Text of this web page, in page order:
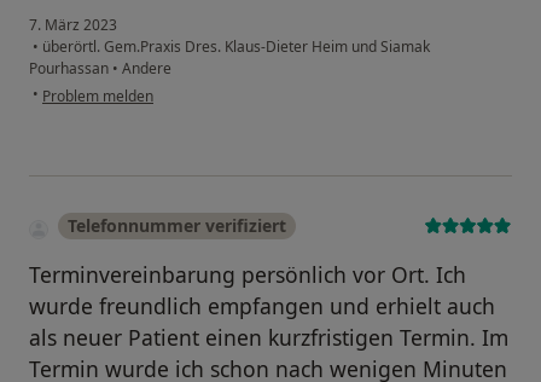
7. März 2023
• überörtl. Gem.Praxis Dres. Klaus-Dieter Heim und Siamak
Pourhassan • Andere
• Problem melden
Telefonnummer verifiziert
Terminvereinbarung persönlich vor Ort. Ich
wurde freundlich empfangen und erhielt auch
als neuer Patient einen kurzfristigen Termin. Im
Termin wurde ich schon nach wenigen Minuten